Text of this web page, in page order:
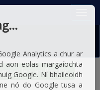
leis an fhoclóir
Analytics a chur ar
aon eolas margaíochta
Google. Ní bhaileoidh
nó do Google tusa a